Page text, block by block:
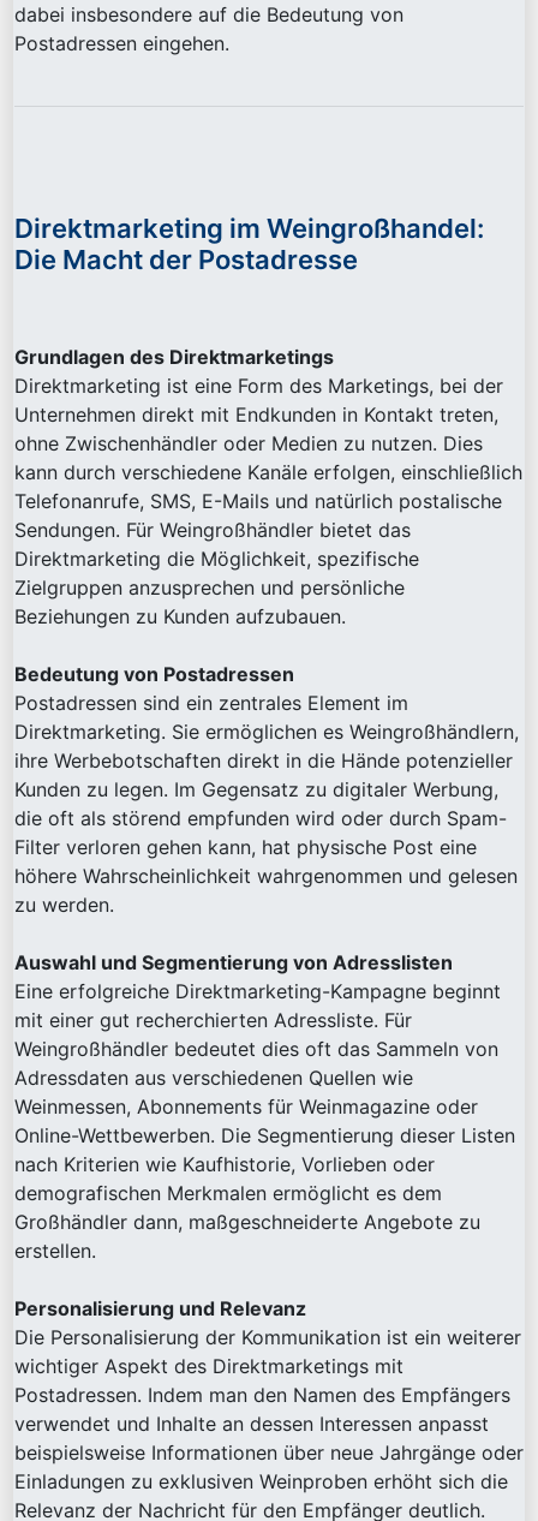
dabei insbesondere auf die Bedeutung von
Postadressen eingehen.
Direktmarketing im Weingroßhandel:
Die Macht der Postadresse
Grundlagen des Direktmarketings
Direktmarketing ist eine Form des Marketings, bei der
Unternehmen direkt mit Endkunden in Kontakt treten,
ohne Zwischenhändler oder Medien zu nutzen. Dies
kann durch verschiedene Kanäle erfolgen, einschließlich
Telefonanrufe, SMS, E-Mails und natürlich postalische
Sendungen. Für Weingroßhändler bietet das
Direktmarketing die Möglichkeit, spezifische
Zielgruppen anzusprechen und persönliche
Beziehungen zu Kunden aufzubauen.
Bedeutung von Postadressen
Postadressen sind ein zentrales Element im
Direktmarketing. Sie ermöglichen es Weingroßhändlern,
ihre Werbebotschaften direkt in die Hände potenzieller
Kunden zu legen. Im Gegensatz zu digitaler Werbung,
die oft als störend empfunden wird oder durch Spam-
Filter verloren gehen kann, hat physische Post eine
höhere Wahrscheinlichkeit wahrgenommen und gelesen
zu werden.
Auswahl und Segmentierung von Adresslisten
Eine erfolgreiche Direktmarketing-Kampagne beginnt
mit einer gut recherchierten Adressliste. Für
Weingroßhändler bedeutet dies oft das Sammeln von
Adressdaten aus verschiedenen Quellen wie
Weinmessen, Abonnements für Weinmagazine oder
Online-Wettbewerben. Die Segmentierung dieser Listen
nach Kriterien wie Kaufhistorie, Vorlieben oder
demografischen Merkmalen ermöglicht es dem
Großhändler dann, maßgeschneiderte Angebote zu
erstellen.
Personalisierung und Relevanz
Die Personalisierung der Kommunikation ist ein weiterer
wichtiger Aspekt des Direktmarketings mit
Postadressen. Indem man den Namen des Empfängers
verwendet und Inhalte an dessen Interessen anpasst
beispielsweise Informationen über neue Jahrgänge oder
Einladungen zu exklusiven Weinproben erhöht sich die
Relevanz der Nachricht für den Empfänger deutlich.